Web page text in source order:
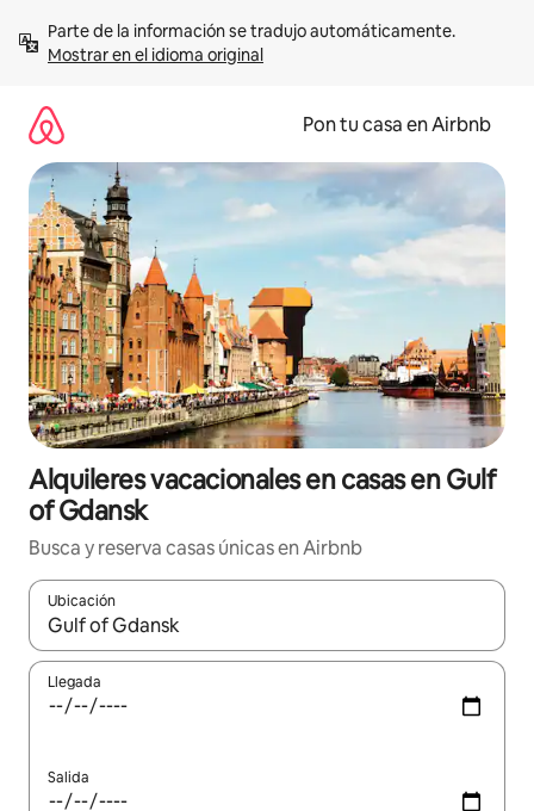
contenidoMostrar en el idioma original
Pon tu casa en Airbnb
Alquileres vacacionales en casas en Gulf
of Gdansk
Busca y reserva casas únicas en Airbnb
Ubicación
Cuando los resultados estén disponibles, navega con las
Llegada
Salida